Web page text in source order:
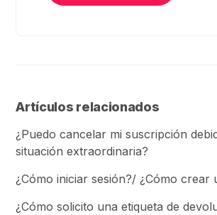
Artículos relacionados
¿Puedo cancelar mi suscripción
situación extraordinaria?
¿Cómo iniciar sesión?/ ¿Cómo crear
¿Cómo solicito una etiqueta de